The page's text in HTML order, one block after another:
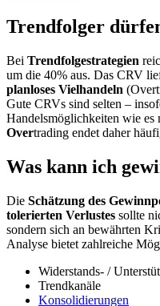
Trendfolger
Bei Trendfolgestrategien
um die 40% aus. Das CRV
planloses Vielhandeln
Gute CRVs sind selten –
Handelsmöglichkeiten wie es
Overtrading endet daher
Was kann ich
Die Schätzung des
tolerierten Verlustes sollte
sondern sich an bewährten
Analyse bietet zahlreiche
Widerstands- /
Trendkanäle
Konsolidierungen